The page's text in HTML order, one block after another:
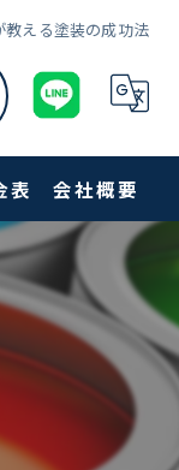
える塗装の成功法
表 会社概要